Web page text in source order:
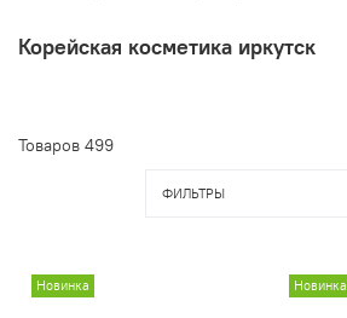
Корейская косметика иркутск
Товаров 499
ФИЛЬТРЫ
Новинка Новинка